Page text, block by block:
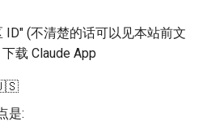
Lec 14 Parallel Machine
Learning (Part 2)
HotNets24 LEO CC
ID" (不清楚的话可以见本站前文
下载 Claude App
🇺🇸
是: